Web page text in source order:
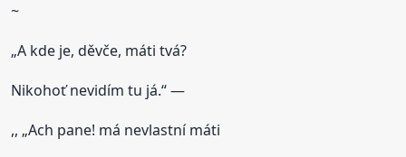
~
„А kde je, děvče, máti tvá?
Nikohoť nevidím tu já.“ —
,, „Ach pane! má nevlastní máti